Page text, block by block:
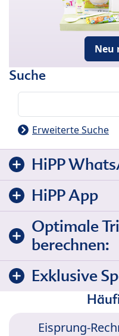
Neu
Suche
Erweiterte Suche
HiPP
HiPP App
Optimale
berechnen:
Exklusive
Eisprung-